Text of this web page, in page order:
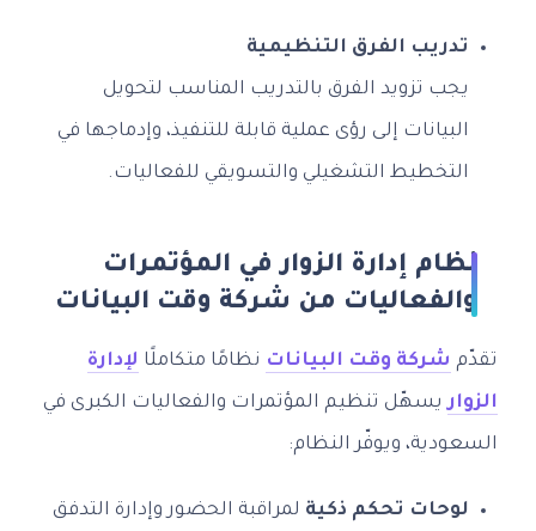
تدريب الفرق التنظيمية
يجب تزويد الفرق بالتدريب المناسب لتحويل
البيانات إلى رؤى عملية قابلة للتنفيذ، وإدماجها في
التخطيط التشغيلي والتسويقي للفعاليات.
نظام إدارة الزوار في المؤتمرات
والفعاليات من شركة وقت البيانات
تقدّم شركة وقت البيانات نظامًا متكاملًا لإدارة
الزواريسهّل تنظيم المؤتمرات والفعاليات الكبرى في
السعودية، ويوفّر النظام:
لوحات تحكم ذكية لمراقبة الحضور وإدارة التدفق